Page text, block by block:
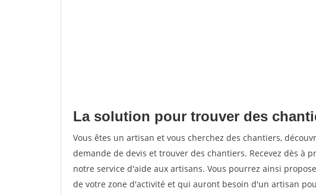
La solution pour trouver des
Vous êtes un artisan et vous cherchez des chantiers,
demande de devis et trouver des chantiers. Recevez dès à
notre service d'aide aux artisans. Vous pourrez ainsi
de votre zone d'activité et qui auront besoin d'un artisan